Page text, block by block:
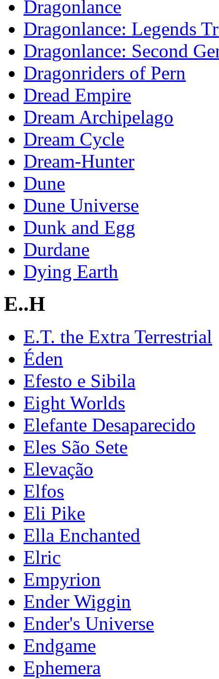
Dragonlance
Dragonlance: Legends
Dragonlance: Second
Dragonriders of Pern
Dread Empire
Dream Archipelago
Dream Cycle
Dream-Hunter
Dune
Dune Universe
Dunk and Egg
Durdane
Dying Earth
E..H
E.T. the Extra Terrestrial
Éden
Efesto e Sibila
Eight Worlds
Elefante Desaparecido
Eles São Sete
Elevação
Elfos
Eli Pike
Ella Enchanted
Elric
Empyrion
Ender Wiggin
Ender's Universe
Endgame
Ephemera